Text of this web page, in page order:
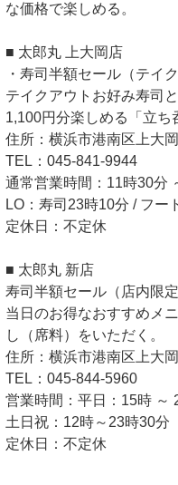
な価格で楽しめる。
■ 太郎丸 上大岡店
・寿司半額セール（テイ
テイクアウトお好み寿司
1,100円分楽しめる「立ち
住所：横浜市港南区上大
TEL：045-841-9944
通常営業時間：11時30分
LO：寿司23時10分 / フー
定休日：不定休
■ 太郎丸 新店
寿司半額セール（店内限
当日のお得なおすすめメ
し（席料）をいただく。
住所：横浜市港南区上大
TEL：045-844-5960
営業時間：平日：15時 ～
土日祝：12時～23時30分
定休日：不定休